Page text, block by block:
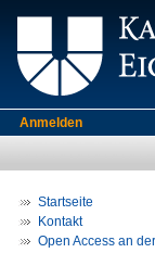
Anmelden
Startseite
Kontakt
Open Access an